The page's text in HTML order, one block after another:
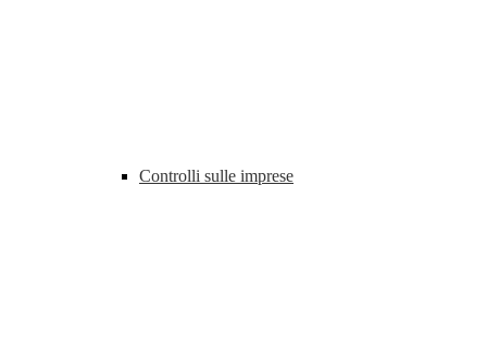
Controlli sulle imprese